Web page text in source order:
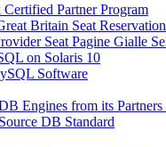
Partner Program
Britain Seat
Seat Pagine Gialle
on Solaris 10
Software
Engines from its
DB Standard